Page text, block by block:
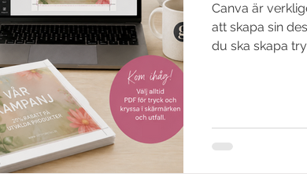
Canva är
att skapa sin
du ska skapa
kant. Resultat: